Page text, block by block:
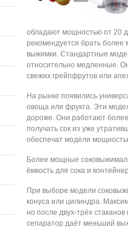
обладают мощностью от 20
рекомендуется брать более
выжимки. Стандартные
относительно медленные.
свежих грейпфрутов или
На рынке появились
овоща или фрукта. Эти
дороже. Они работают
получать сок из уже
обеспечат модели
Более мощные
ёмкость для сока и
При выборе модели
конуса или цилиндра.
но после двух-трёх
сепаратор даёт меньший